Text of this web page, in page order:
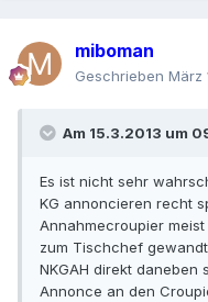
miboman
Geschrieben März
Am 15.3.2013 um
Es ist nicht sehr
KG annoncieren recht
Annahmecroupier
zum Tischchef
NKGAH direkt daneben
Annonce an den